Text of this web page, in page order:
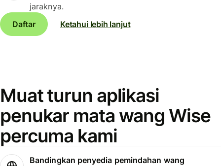
jaraknya.
Daftar
Ketahui lebih lanjut
Muat turun aplikasi
penukar mata wang Wise
percuma kami
Bandingkan penyedia pemindahan wang